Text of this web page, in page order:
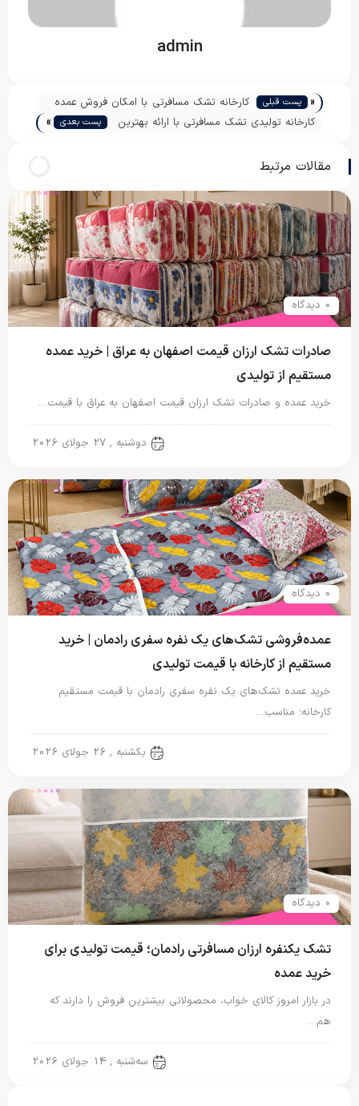
admin
« پست قبلی
کارخانه تشک مسافرتی با امکان فروش عمده
در تهران
کارخانه تولیدی تشک مسافرتی با ارائه بهترین
پست بعدی »
مقالات مرتبط
0 دیدگاه
صادرات تشک ارزان قیمت اصفهان به عراق | خرید عمده
مستقیم از تولیدی
خرید عمده و صادرات تشک ارزان قیمت اصفهان به عراق با قیمت…
دوشنبه , 27 جولای 2026
0 دیدگاه
عمده‌فروشی تشک‌های یک نفره سفری رادمان | خرید
مستقیم از کارخانه با قیمت تولیدی
خرید عمده تشک‌های یک نفره سفری رادمان با قیمت مستقیم
کارخانه؛ مناسب…
یکشنبه , 26 جولای 2026
0 دیدگاه
تشک یکنفره ارزان مسافرتی رادمان؛ قیمت تولیدی برای
خرید عمده
در بازار امروز کالای خواب، محصولاتی بیشترین فروش را دارند که
هم…
سه‌شنبه , 14 جولای 2026